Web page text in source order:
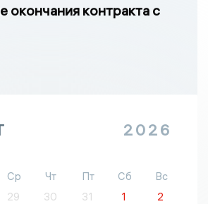
окончания контракта с
2026
Ср Чт Пт Сб
Вс
29 30 31 1
2